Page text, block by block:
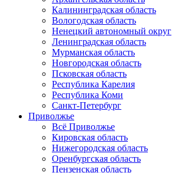
Калининградская область
Вологодская область
Ненецкий автономный округ
Ленинградская область
Мурманская область
Новгородская область
Псковская область
Республика Карелия
Республика Коми
Санкт-Петербург
Приволжье
Всё Приволжье
Кировская область
Нижегородская область
Оренбургская область
Пензенская область